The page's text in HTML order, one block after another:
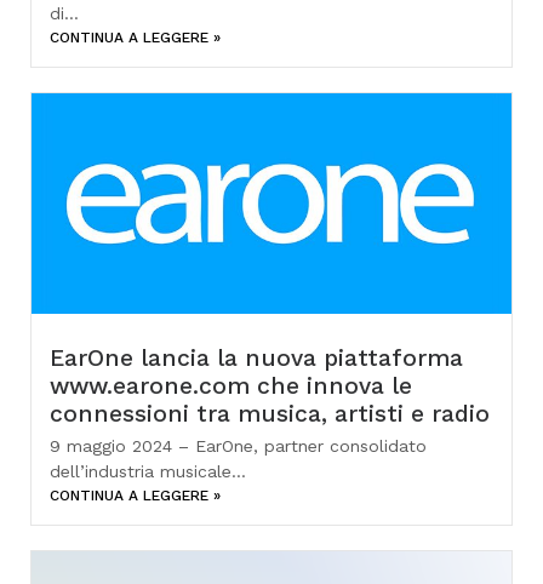
di...
CONTINUA A LEGGERE »
EarOne lancia la nuova piattaforma
www.earone.com che innova le
connessioni tra musica, artisti e radio
9 maggio 2024 – EarOne, partner consolidato
dell’industria musicale...
CONTINUA A LEGGERE »